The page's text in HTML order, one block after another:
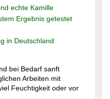
echte Kamille
Ergebnis getestet
in Deutschland
bei Bedarf sanft
Arbeiten mit
Feuchtigkeit oder vor